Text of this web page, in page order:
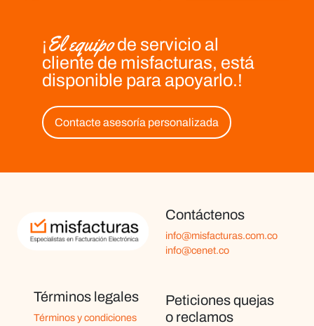
¡El equipode servicio al
cliente de misfacturas, está
disponible para apoyarlo.!
Contacte asesoría personalizada
Términos legales
Términos y condiciones
Contáctenos
info@misfacturas.com.co
info@cenet.co
Peticiones quejas
o reclamos